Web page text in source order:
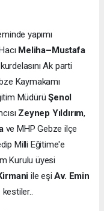
yapımı
Meliha–Mustafa
kurdelasını Ak parti
Kaymakamı
MüdürüŞenol
Zeynep Yıldırım,
ve MHP Gebze ilçe
Milli Eğitime'e
Kurulu üyesi
ile eşiAv. Emin